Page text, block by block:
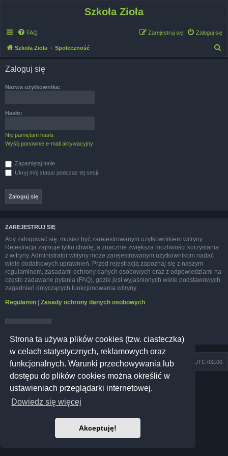
Strona ta używa plików cookies (tzw. ciasteczka)
w celach statystycznych, reklamowych oraz
funkcjonalnych. Warunki przechowywania lub
dostępu do plików cookies można określić w
ustawieniach przeglądarki internetowej.
Dowiedz się więcej
Akceptuję!
Szkoła Zioła
FAQ Zaloguj się
Zarejestruj się
Szkoła Zioła Społeczność
Zaloguj się
Nazwa użytkownika:
Hasło:
Nie pamiętam hasła
Wyślij ponownie e-mail aktywacyjny
Zapamiętaj mnie
Ukryj mój status podczas tej sesji
ZAREJESTRUJ SIĘ
Aby zalogować się, musisz być zarejestrowanym użytkownikiem witryny.
Rejestracja zajmuje tylko chwilę, a znacznie zwiększa możliwości korzystania
z witryny. Administrator witryny może zarejestrowanym użytkownikom nadać
wiele dodatkowych uprawnień. Przed rejestracją zapoznaj się z naszym
regulaminem, zasadami ochrony danych osobowych oraz z odpowiedziami na
często zadawane pytania (FAQ), gdzie jest wyjaśnionych wiele podstawowych
zagadnień dotyczących funkcjonowania witryny.
Regulamin | Zasady ochrony danych osobowych
Szkoła Zioła Społeczność Strefa czasowa UTC+02:00
Technologię dostarczaphpBB ® Forum Software © phpBB Limited
Prosilver Dark Edition byPremium phpBB Styles
Polski pakiet językowy dostarcza
Polityka prywatności